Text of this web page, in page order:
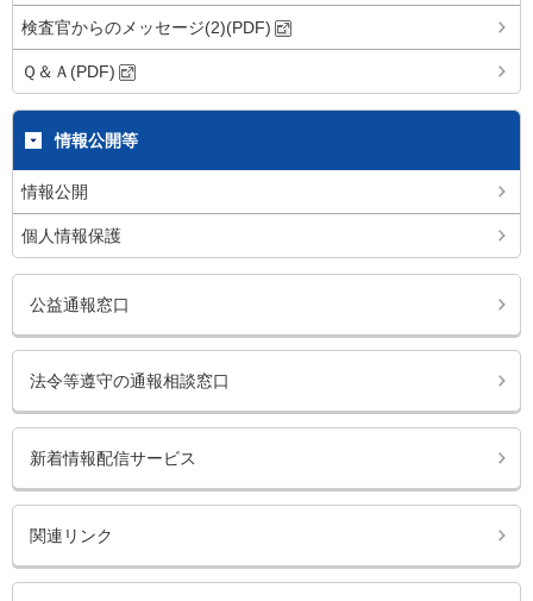
検査官からのメッセージ(2)(PDF)
Ｑ＆Ａ(PDF)
情報公開等
情報公開
個人情報保護
公益通報窓口
法令等遵守の通報相談窓口
新着情報配信サービス
関連リンク